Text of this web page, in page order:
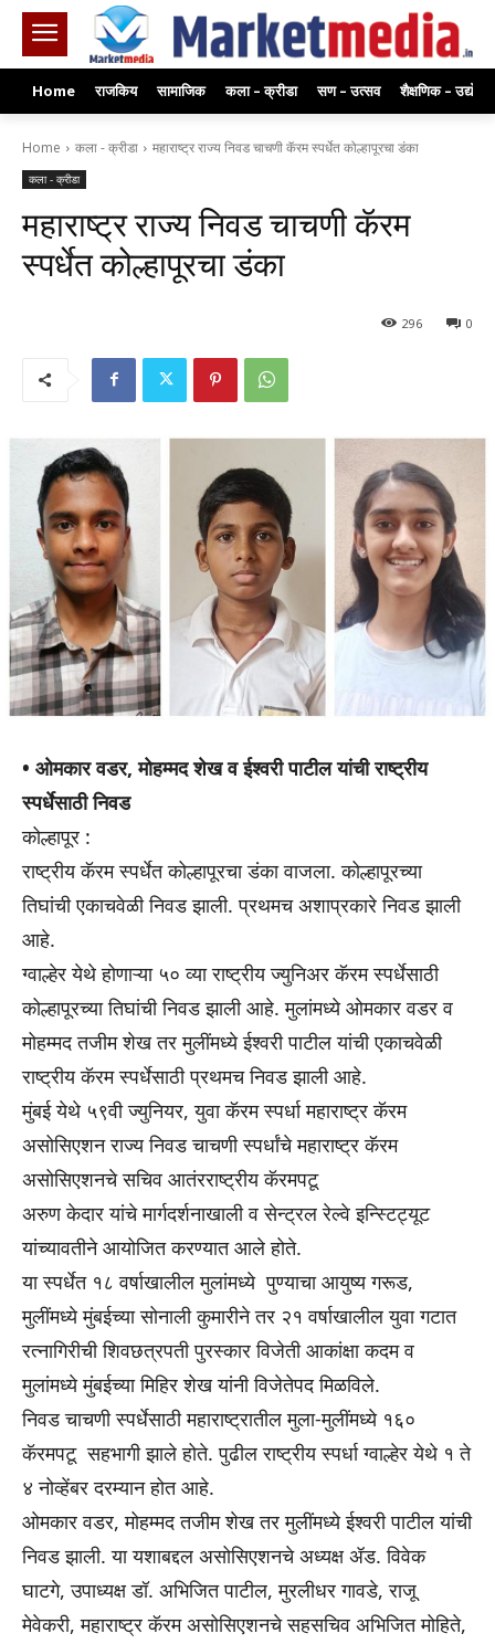
Home राजकिय सामाजिक कला – क्रीडा सण – उत्सव शैक्षणिक – उद्योग
Home कला - क्रीडा महाराष्ट्र राज्य निवड चाचणी कॅरम स्पर्धेत कोल्हापूरचा डंका
कला - क्रीडा
महाराष्ट्र राज्य निवड चाचणी कॅरम
स्पर्धेत कोल्हापूरचा डंका
0
296
• ओमकार वडर, मोहम्मद शेख व ईश्वरी पाटील यांची राष्ट्रीय
स्पर्धेसाठी निवड
कोल्हापूर :
राष्ट्रीय कॅरम स्पर्धेत कोल्हापूरचा डंका वाजला. कोल्हापूरच्या
तिघांची एकाचवेळी निवड झाली. प्रथमच अशाप्रकारे निवड झाली
आहे.
ग्वाल्हेर येथे होणाऱ्या ५० व्या राष्ट्रीय ज्युनिअर कॅरम स्पर्धेसाठी
कोल्हापूरच्या तिघांची निवड झाली आहे. मुलांमध्ये ओमकार वडर व
मोहम्मद तजीम शेख तर मुलींमध्ये ईश्वरी पाटील यांची एकाचवेळी
राष्ट्रीय कॅरम स्पर्धेसाठी प्रथमच निवड झाली आहे.
मुंबई येथे ५९वी ज्युनियर, युवा कॅरम स्पर्धा महाराष्ट्र कॅरम
असोसिएशन राज्य निवड चाचणी स्पर्धांचे महाराष्ट्र कॅरम
असोसिएशनचे सचिव आतंरराष्ट्रीय कॅरमपटू
अरुण केदार यांचे मार्गदर्शनाखाली व सेन्ट्रल रेल्वे इन्स्टिट्यूट
यांच्यावतीने आयोजित करण्यात आले होते.
या स्पर्धेत १८ वर्षाखालील मुलांमध्ये पुण्याचा आयुष्य गरूड,
मुलींमध्ये मुंबईच्या सोनाली कुमारीने तर २१ वर्षाखालील युवा गटात
रत्नागिरीची शिवछत्रपती पुरस्कार विजेती आकांक्षा कदम व
मुलांमध्ये मुंबईच्या मिहिर शेख यांनी विजेतेपद मिळविले.
निवड चाचणी स्पर्धेसाठी महाराष्ट्रातील मुला-मुलींमध्ये १६०
कॅरमपटू सहभागी झाले होते. पुढील राष्ट्रीय स्पर्धा ग्वाल्हेर येथे १ ते
४ नोव्हेंबर दरम्यान होत आहे.
ओमकार वडर, मोहम्मद तजीम शेख तर मुलींमध्ये ईश्वरी पाटील यांची
निवड झाली. या यशाबद्दल असोसिएशनचे अध्यक्ष ॲड. विवेक
घाटगे, उपाध्यक्ष डॉ. अभिजित पाटील, मुरलीधर गावडे, राजू
मेवेकरी, महाराष्ट्र कॅरम असोसिएशनचे सहसचिव अभिजित मोहिते,